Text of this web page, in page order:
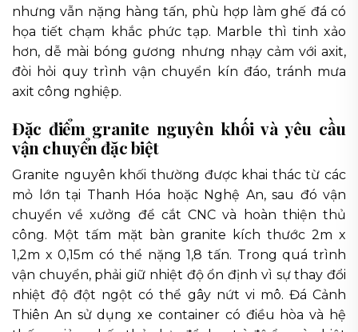
nhưng vẫn nặng hàng tấn, phù hợp làm ghế đá có
họa tiết chạm khắc phức tạp. Marble thì tinh xảo
hơn, dễ mài bóng gương nhưng nhạy cảm với axit,
đòi hỏi quy trình vận chuyển kín đáo, tránh mưa
axit công nghiệp.
Đặc điểm granite nguyên khối và yêu cầu
vận chuyển đặc biệt
Granite nguyên khối thường được khai thác từ các
mỏ lớn tại Thanh Hóa hoặc Nghệ An, sau đó vận
chuyển về xưởng để cắt CNC và hoàn thiện thủ
công. Một tấm mặt bàn granite kích thước 2m x
1,2m x 0,15m có thể nặng 1,8 tấn. Trong quá trình
vận chuyển, phải giữ nhiệt độ ổn định vì sự thay đổi
nhiệt độ đột ngột có thể gây nứt vi mô. Đá Cảnh
Thiên An sử dụng xe container có điều hòa và hệ